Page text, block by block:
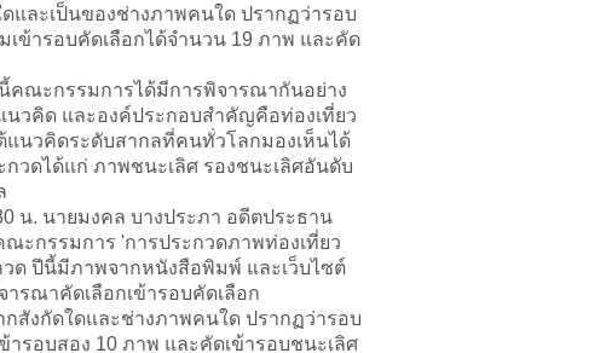
และเป็นของช่างภาพคนใด ปรากฏว่ารอบ
ข้ารอบคัดเลือกได้จำนวน 19 ภาพ และคัด
ณะกรรมการได้มีการพิจารณากันอย่าง
นวคิด และองค์ประกอบสำคัญคือท่องเที่ยว
นวคิดระดับสากลที่คนทั่วโลกมองเห็นได้
วดได้แก่ ภาพชนะเลิศ รองชนะเลิศอันดับ
น. นายมงคล บางประภา อดีตประธาน
ณะกรรมการ 'การประกวดภาพท่องเที่ยว
ด ปีนี้มีภาพจากหนังสือพิมพ์ และเว็บไซต์
รณาคัดเลือกเข้ารอบคัดเลือก
สังกัดใดและช่างภาพคนใด ปรากฏว่ารอบ
ารอบสอง 10 ภาพ และคัดเข้ารอบชนะเลิศ